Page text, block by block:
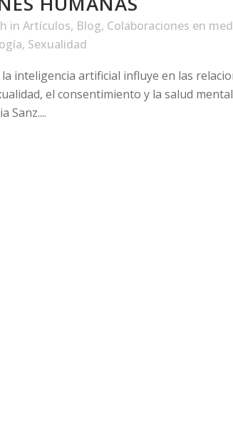
in Artículos, Blog, Colaboraciones en
, Sexualidad
inteligencia artificial influye en las
el consentimiento y la salud
Sanz....